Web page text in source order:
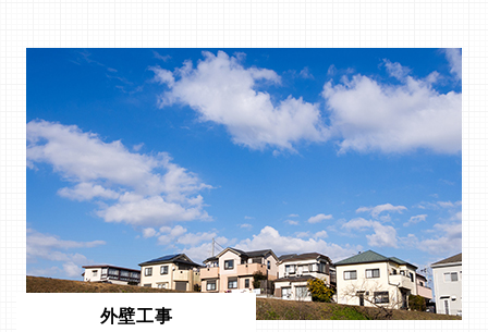
外壁工事